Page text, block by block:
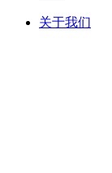
关于我们